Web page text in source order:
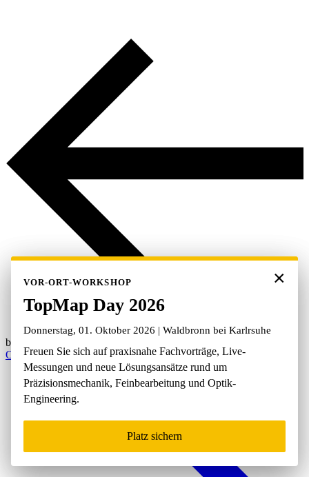
back
Oberflächenmesstechnik
×
VOR-ORT-WORKSHOP
TopMap Day 2026
Donnerstag, 01. Oktober 2026 | Waldbronn bei Karlrsuhe
Freuen Sie sich auf praxisnahe Fachvorträge, Live-
Messungen und neue Lösungsansätze rund um
Präzisionsmechanik, Feinbearbeitung und Optik-
Engineering.
Platz sichern
×
VOR-ORT-WORKSHOP
TopMap Day 2026
Donnerstag, 01. Oktober 2026 | Waldbronn bei Karlrsuhe
Freuen Sie sich auf praxisnahe Fachvorträge, Live-
Messungen und neue Lösungsansätze rund um
Präzisionsmechanik, Feinbearbeitung und Optik-
Engineering.
Platz sichern